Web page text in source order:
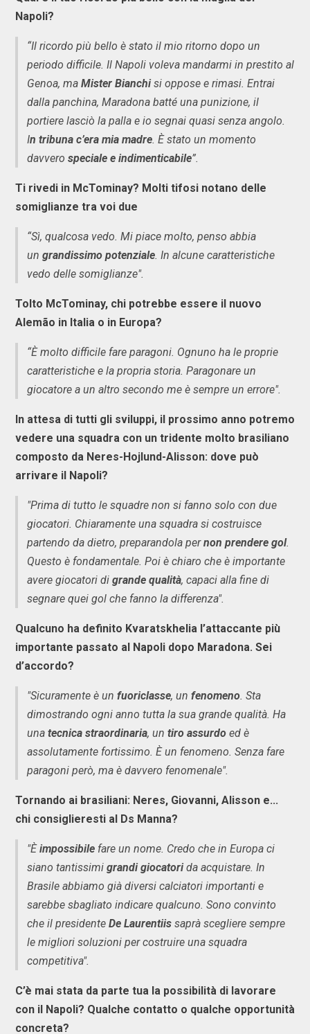
Napoli?
“Il ricordo più bello è stato il mio ritorno dopo un
periodo difficile. Il Napoli voleva mandarmi in prestito al
Genoa, ma Mister Bianchisi oppose e rimasi. Entrai
dalla panchina, Maradona batté una punizione, il
portiere lasciò la palla e io segnai quasi senza angolo.
In tribuna c’era mia madre. È stato un momento
davvero speciale e indimenticabile”.
Ti rivedi in McTominay? Molti tifosi notano delle
somiglianze tra voi due
“Sì, qualcosa vedo. Mi piace molto, penso abbia
un grandissimo potenziale. In alcune caratteristiche
vedo delle somiglianze".
Tolto McTominay, chi potrebbe essere il nuovo
Alemão in Italia o in Europa?
“È molto difficile fare paragoni. Ognuno ha le proprie
caratteristiche e la propria storia. Paragonare un
giocatore a un altro secondo me è sempre un errore".
In attesa di tutti gli sviluppi, il prossimo anno potremo
vedere una squadra con un tridente molto brasiliano
composto da Neres-Hojlund-Alisson: dove può
arrivare il Napoli?
"Prima di tutto le squadre non si fanno solo con due
giocatori. Chiaramente una squadra si costruisce
partendo da dietro, preparandola pernon prendere gol.
Questo è fondamentale. Poi è chiaro che è importante
avere giocatori di grande qualità, capaci alla fine di
segnare quei gol che fanno la differenza".
Qualcuno ha definito Kvaratskhelia l’attaccante più
importante passato al Napoli dopo Maradona. Sei
d’accordo?
"Sicuramente è un fuoriclasse, un fenomeno. Sta
dimostrando ogni anno tutta la sua grande qualità. Ha
una tecnica straordinaria, un tiro assurdo ed è
assolutamente fortissimo. È un fenomeno. Senza fare
paragoni però, ma è davvero fenomenale".
Tornando ai brasiliani: Neres, Giovanni, Alisson e...
chi consiglieresti al Ds Manna?
"Èimpossibile fare un nome. Credo che in Europa ci
siano tantissimi grandi giocatorida acquistare. In
Brasile abbiamo già diversi calciatori importanti e
sarebbe sbagliato indicare qualcuno. Sono convinto
che il presidente De Laurentiis saprà scegliere sempre
le migliori soluzioni per costruire una squadra
competitiva".
C’è mai stata da parte tua la possibilità di lavorare
con il Napoli? Qualche contatto o qualche opportunità
concreta?